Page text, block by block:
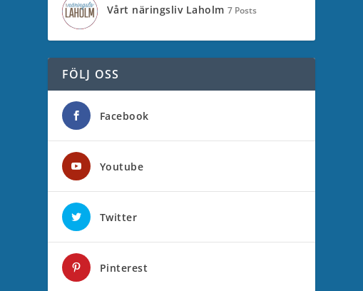
Vårt näringsliv Laholm 7 Posts
FÖLJ OSS
Facebook
Youtube
Twitter
Pinterest